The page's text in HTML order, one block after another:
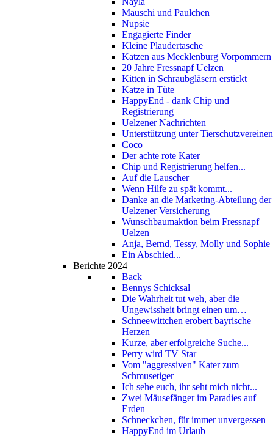
Mauschi und Paulchen
Nupsie
Engagierte Finder
Kleine Plaudertasche
Katzen aus Mecklenburg Vorpommern
20 Jahre Fressnapf Uelzen
Kitten in Schraubgläsern erstickt
Katze in Tüte
HappyEnd - dank Chip und
Registrierung
Uelzener Nachrichten
Unterstützung unter Tierschutzvereinen
Coco
Der achte rote Kater
Chip und Registrierung helfen...
Auf die Lauscher
Wenn Hilfe zu spät kommt...
Danke an die Marketing-Abteilung der
Uelzener Versicherung
Wunschbaumaktion beim Fressnapf
Uelzen
Anja, Bernd, Tessy, Molly und Sophie
Ein Abschied...
Berichte 2024
Back
Bennys Schicksal
Die Wahrheit tut weh, aber die
Ungewissheit bringt einen um…
Schneewittchen erobert bayrische
Herzen
Kurze, aber erfolgreiche Suche...
Perry wird TV Star
Vom "aggressiven" Kater zum
Schmusetiger
Ich sehe euch, ihr seht mich nicht...
Zwei Mäusefänger im Paradies auf
Erden
Schneckchen, für immer unvergessen
HappyEnd im Urlaub